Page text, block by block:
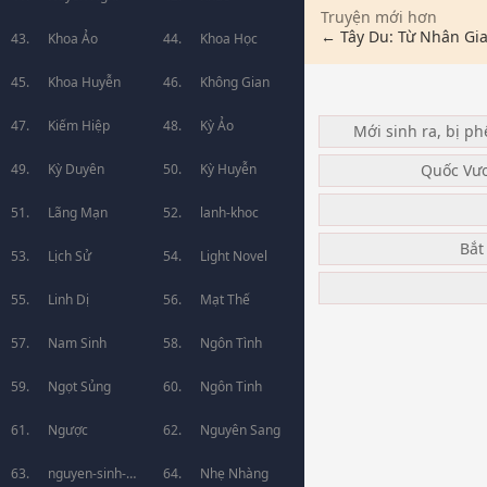
Khoa Ảo Khoa Học
Khoa Huyễn Không Gian
Kiếm Hiệp Kỳ Ảo
Kỳ Duyên Kỳ Huyễn
Lãng Mạn lanh-khoc
Lịch Sử Light Novel
Linh Dị Mạt Thế
Nam Sinh Ngôn Tình
Ngọt Sủng Ngôn Tinh
Ngược Nguyên Sang
nguyen-sinh- Nhẹ Nhàng
Truyện mới hơn
← Tây Du: Từ Nhân
Mới sinh ra, bị
Quốc